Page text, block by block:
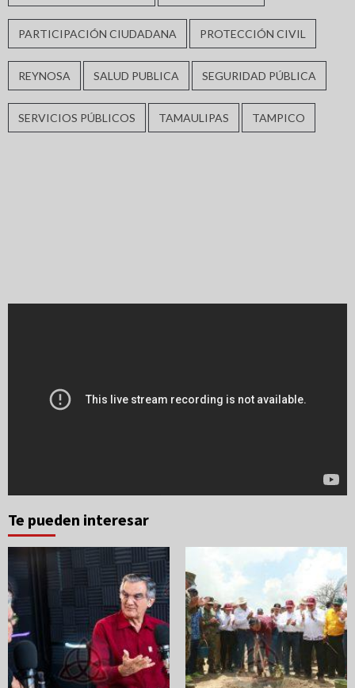
PARTICIPACIÓN CIUDADANA PROTECCIÓN CIVIL
REYNOSA SALUD PUBLICA SEGURIDAD PÚBLICA
SERVICIOS PÚBLICOS TAMAULIPAS TAMPICO
Te pueden interesar